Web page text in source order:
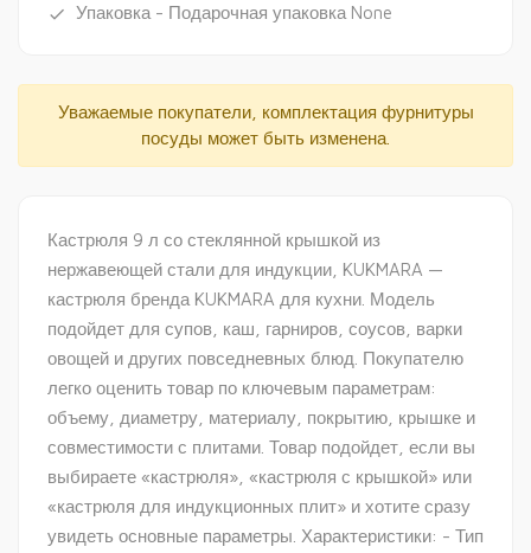
done Упаковка - Подарочная упаковка None
Уважаемые покупатели, комплектация фурнитуры
посуды может быть изменена.
Кастрюля 9 л со стеклянной крышкой из
нержавеющей стали для индукции, KUKMARA —
кастрюля бренда KUKMARA для кухни. Модель
подойдет для супов, каш, гарниров, соусов, варки
овощей и других повседневных блюд. Покупателю
легко оценить товар по ключевым параметрам:
объему, диаметру, материалу, покрытию, крышке и
совместимости с плитами. Товар подойдет, если вы
выбираете «кастрюля», «кастрюля с крышкой» или
«кастрюля для индукционных плит» и хотите сразу
увидеть основные параметры. Характеристики: - Тип